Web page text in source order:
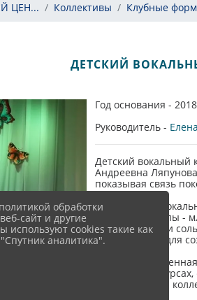
ЦЕН... Коллективы Клубные
ДЕТСКИЙ
Год основания - 2018
Руководитель -
Детский вокальный
Андреевна
показывая связь
"Kid's Land" -
условные группы -
номера, дуэты и
коллективами для
У ребят
гуляниях,
существования
обработки
сайт и другие
используют cookies такие как
аналитика".